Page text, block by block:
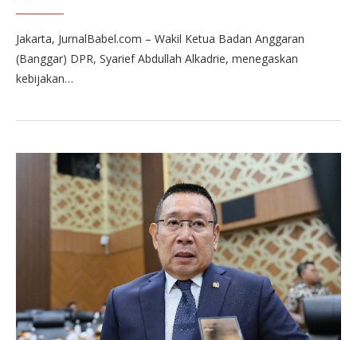
Jakarta, JurnalBabel.com – Wakil Ketua Badan Anggaran
(Banggar) DPR, Syarief Abdullah Alkadrie, menegaskan
kebijakan…